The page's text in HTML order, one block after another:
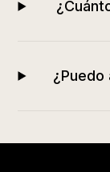
¿Puedo